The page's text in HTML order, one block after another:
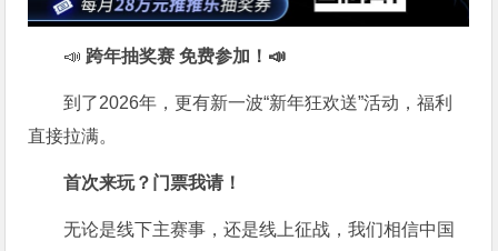
📣 跨年抽奖赛 免费参加 ！📣
到了2026年，更有新一波“新年狂欢送”活动，福利
直接拉满。
首次来玩？门票我请！
无论是线下主赛事，还是线上征战，我们相信中国